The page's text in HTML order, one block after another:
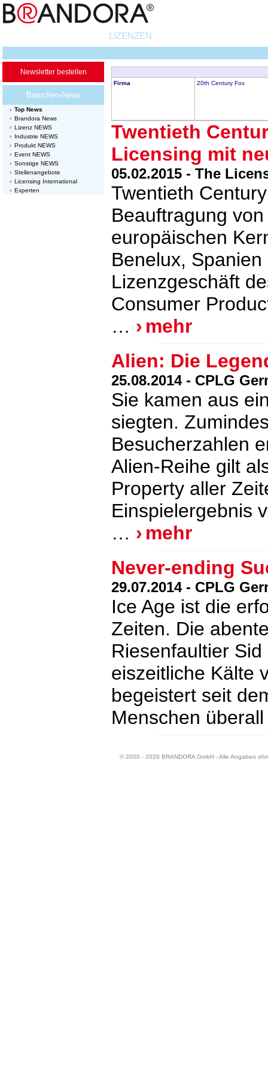
LIZENZEN
Newsletter bestellen
Branchen-News
Top News
Brandora News
Lizenz NEWS
Industrie NEWS
Produkt NEWS
Event NEWS
Sonstige NEWS
Stellenangebote
Licensing International
Experten
Firma 20th Century Fox
Twentieth
Licensing mit
05.02.2015 - The
Twentieth
Beauftragung
europäischen
Benelux,
Lizenzgeschäft
Consumer
…
mehr
Alien: Die
25.08.2014 - CPLG
Sie kamen aus
siegten.
Besucherzahlen
Alien-Reihe gilt
Property aller
Einspielergebnis
…
mehr
Never-ending
29.07.2014 - CPLG
Ice Age ist die
Zeiten. Die
Riesenfaultier
eiszeitliche Kälte
begeistert seit
Menschen
© 2000 - 2026 BRANDORA GmbH - Alle Angaben